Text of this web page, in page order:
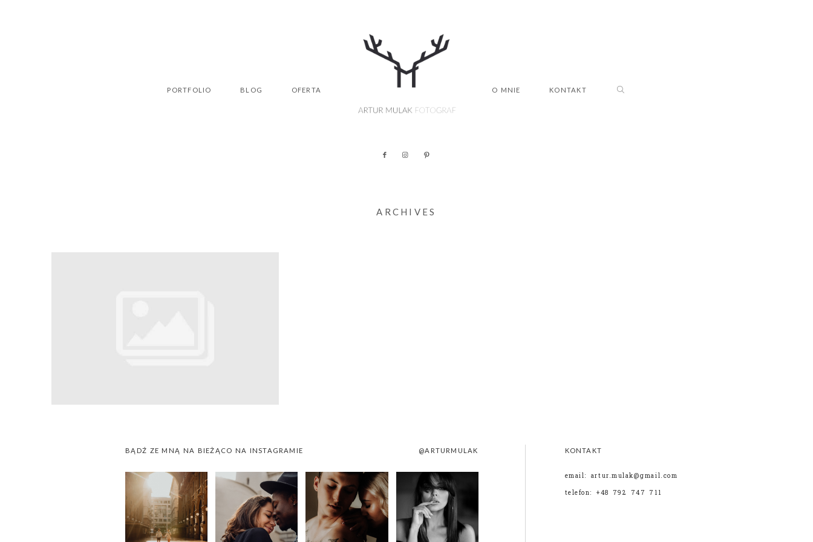
PORTFOLIO BLOG OFERTA O MNIE KONTAKT
ARCHIVES
BĄDŹ ZE MNĄ NA BIEŻĄCO NA INSTAGRAMIE @ARTURMULAK KONTAKT
email: artur.mulak@gmail.com
telefon: +48 792 747 711